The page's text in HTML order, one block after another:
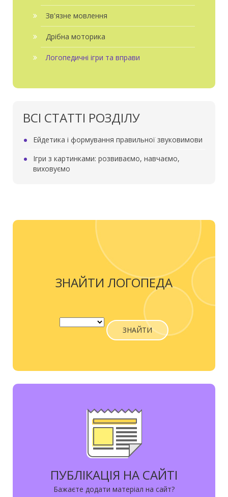
Зв'язне мовлення
Дрібна моторика
Логопедичні ігри та вправи
ВСІ СТАТТІ РОЗДІЛУ
Ейдетика і формування правильної звуковимови
Ігри з картинками: розвиваємо, навчаємо,
виховуємо
ЗНАЙТИ ЛОГОПЕДА
ЗНАЙТИ
ПУБЛІКАЦІЯ НА САЙТІ
Бажаєте додати матеріал на сайт?